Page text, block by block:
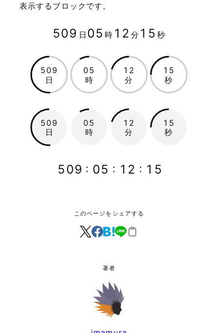
表示するブロックです。
509 日 05 時 12 分 15 秒
509
日
05
時
12
分
15
秒
509
日
05
時
12
分
15
秒
509 05 12 15
このページをシェアする
著者